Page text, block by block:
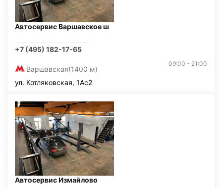
Автосервис Варшавское ш
+7 (495) 182-17-65
Варшавская(1400 м)
09:00 - 21:00
ул. Котляковская, 1Ас2
Автосервис Измайлово